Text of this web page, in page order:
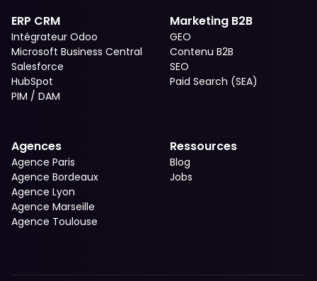
ERP CRM
Intégrateur Odoo
Microsoft Business Central
Salesforce
HubSpot
PIM / DAM
Marketing B2B
GEO
Contenu B2B
SEO
Paid Search (SEA)
Agences
Agence Paris
Agence Bordeaux
Agence Lyon
Agence Marseille
Agence Toulouse
Ressources
Blog
Jobs